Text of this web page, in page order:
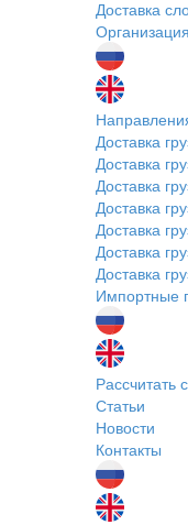
Доставка
Доставка
Доставка
Доставка
Доставка
Доставка
Доставка
Доставка
Импортные
Рассчитать
Статьи
Новости
Контакты